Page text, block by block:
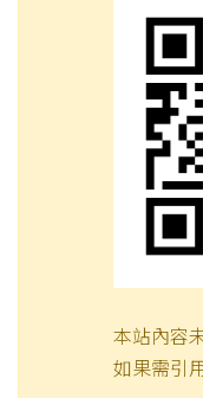
本站內容
如果需引